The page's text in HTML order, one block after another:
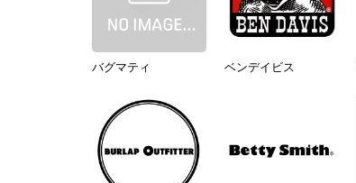
バグマティ ベンデイビス